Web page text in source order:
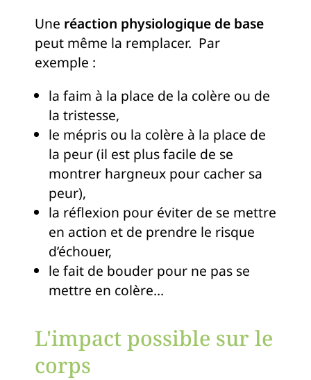
Une réaction physiologique de base
peut même la remplacer. Par
exemple :
la faim à la place de la colère ou de
la tristesse,
le mépris ou la colère à la place de
la peur (il est plus facile de se
montrer hargneux pour cacher sa
peur),
la réflexion pour éviter de se mettre
en action et de prendre le risque
d’échouer,
le fait de bouder pour ne pas se
mettre en colère…
L'impact possible sur le
corps